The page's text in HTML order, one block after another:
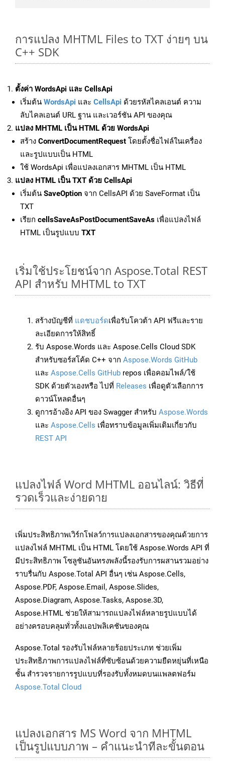
การแปลง MHTML Files to TXT ง่ายๆ บน
C++ SDK
ตั้งค่า WordsApi และ CellsApi
เริ่มต้น WordsApi และ CellsApi ด้วยรหัสไคลเอนต์ ความ
ลับไคลเอนต์ URL ฐาน และเวอร์ชัน API ของคุณ
แปลง MHTML เป็น HTML ด้วย WordsApi
สร้าง ConvertDocumentRequest โดยตั้งชื่อไฟล์ในเครื่อง
และรูปแบบเป็น HTML
ใช้ WordsApi เพื่อแปลงเอกสาร MHTML เป็น HTML
แปลง HTML เป็น TXT ด้วย CellsApi
เริ่มต้น SaveOption จาก CellsAPI ด้วย SaveFormat เป็น
TXT
เรียก cellsSaveAsPostDocumentSaveAs เพื่อแปลงไฟล์
HTML เป็นรูปแบบ TXT
เริ่มใช้ประโยชน์จาก Aspose.Total REST
API สำหรับ MHTML to TXT
สร้างบัญชีที่ แดชบอร์ดเพื่อรับโควต้า API ฟรีและราย
ละเอียดการให้สิทธิ์
รับ Aspose.Words และ Aspose.Cells Cloud SDK
สำหรับซอร์สโค้ด C++ จาก Aspose.Words GitHub
และ Aspose.Cells GitHub repos เพื่อคอมไพล์/ใช้
SDK ด้วยตัวเองหรือ ไปที่ Releases เพื่อดูตัวเลือกการ
ดาวน์โหลดอื่นๆ
ดูการอ้างอิง API ของ Swagger สำหรับ Aspose.Words
และ Aspose.Cells เพื่อทราบข้อมูลเพิ่มเติมเกี่ยวกับ
REST API
แปลงไฟล์ Word MHTML ออนไลน์: วิธีที่
รวดเร็วและง่ายดาย
เพิ่มประสิทธิภาพเวิร์กโฟลว์การแปลงเอกสารของคุณด้วยการ
แปลงไฟล์ MHTML เป็น HTML โดยใช้ Aspose.Words API ที่
มีประสิทธิภาพ โซลูชันอันทรงพลังนี้รองรับการผสานรวมอย่าง
ราบรื่นกับ Aspose.Total API อื่นๆ เช่น Aspose.Cells,
Aspose.PDF, Aspose.Email, Aspose.Slides,
Aspose.Diagram, Aspose.Tasks, Aspose.3D,
Aspose.HTML ช่วยให้สามารถแปลงไฟล์หลายรูปแบบได้
อย่างครอบคลุมทั่วทั้งแอปพลิเคชันของคุณ
Aspose.Total รองรับไฟล์หลายร้อยประเภท ช่วยเพิ่ม
ประสิทธิภาพการแปลงไฟล์ที่ซับซ้อนด้วยความยืดหยุ่นที่เหนือ
ชั้น สำรวจรายการรูปแบบที่รองรับทั้งหมดบนแพลตฟอร์ม
Aspose.Total Cloud
แปลงเอกสาร MS Word จาก MHTML
เป็นรูปแบบภาพ – คำแนะนำทีละขั้นตอน